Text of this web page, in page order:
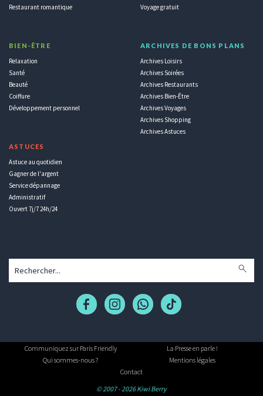
Restaurant romantique
BIEN-ÊTRE
Relaxation
Santé
Beauté
Coiffure
Développement personnel
ASTUCES
Astuce au quotidien
Gagner de l'argent
Service dépannage
Administratif
Ouvert 7j/7 24h/24
Voyage gratuit
ARCHIVES DE BONS PLANS
Archives Loisirs
Archives Soirées
Archives Restaurants
Archives Bien-Être
Archives Voyages
Archives Shopping
Archives Astuces
Communiquez sur Paris Friendly
La Presse en parle !
Qui sommes-nous ?
Mentions légales
Contact
© 2007 - 2026 Kiwi Berry